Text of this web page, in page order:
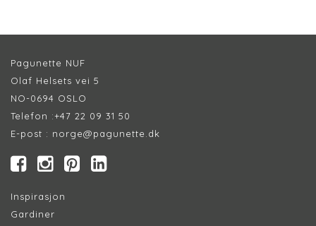
Pagunette NUF
Olaf Helsets vei 5
NO-0694 OSLO
Telefon :+47 22 09 31 50
E-post : norge@pagunette.dk
Inspirasjon
Gardiner